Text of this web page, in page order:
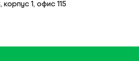
1, офис 115